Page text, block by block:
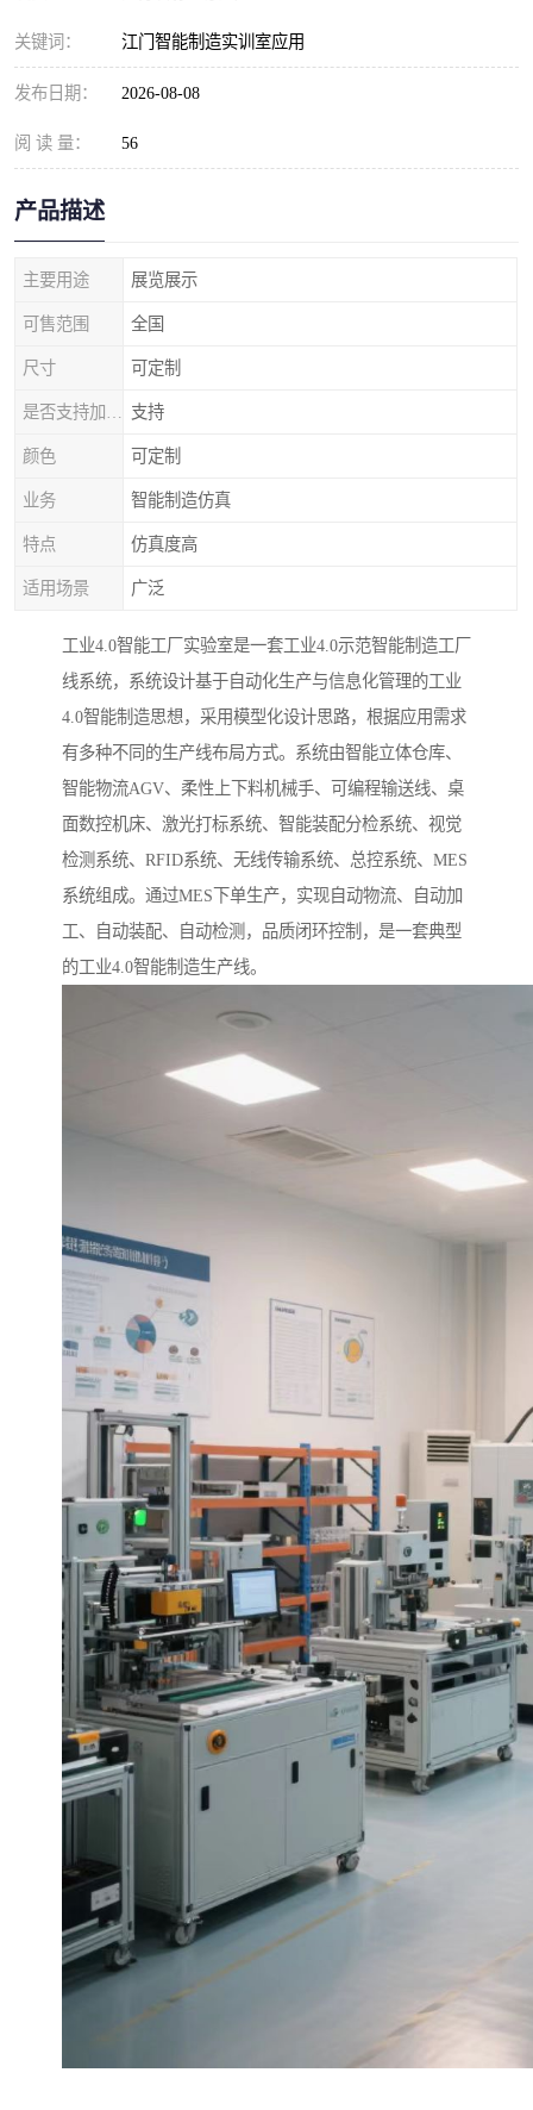
关键词： 江门智能制造实训室应用
发布日期： 2026-08-08
阅 读 量： 56
产品描述
主要用途 展览展示
可售范围 全国
尺寸 可定制
支持
颜色 可定制
业务 智能制造仿真
特点 仿真度高
适用场景 广泛
工业4.0智能工厂实验室是一套工业4.0示范智能制造工厂
线系统，系统设计基于自动化生产与信息化管理的工业
4.0智能制造思想，采用模型化设计思路，根据应用需求
有多种不同的生产线布局方式。系统由智能立体仓库、
智能物流AGV、柔性上下料机械手、可编程输送线、桌
面数控机床、激光打标系统、智能装配分检系统、视觉
检测系统、RFID系统、无线传输系统、总控系统、MES
系统组成。通过MES下单生产，实现自动物流、自动加
工、自动装配、自动检测，品质闭环控制，是一套典型
的工业4.0智能制造生产线。